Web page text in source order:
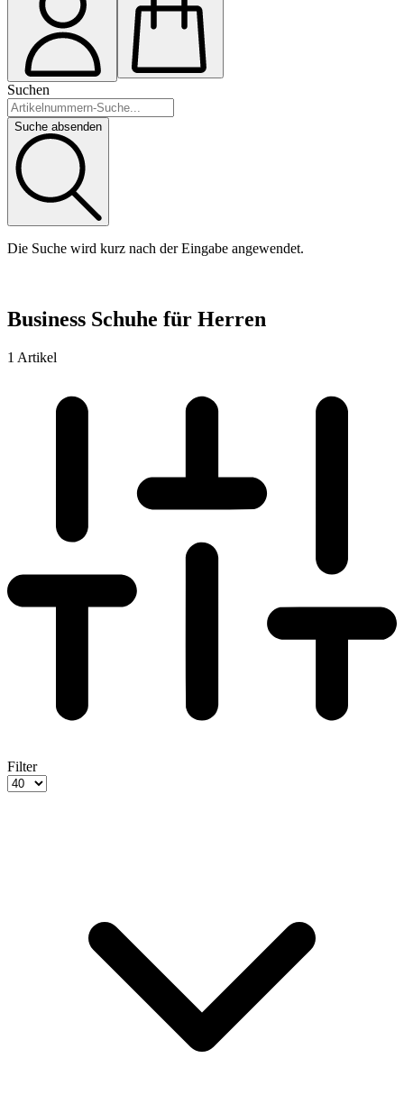
Suchen
Suche absenden
Die Suche wird kurz nach der Eingabe angewendet.
Business Schuhe für Herren
1 Artikel
Filter